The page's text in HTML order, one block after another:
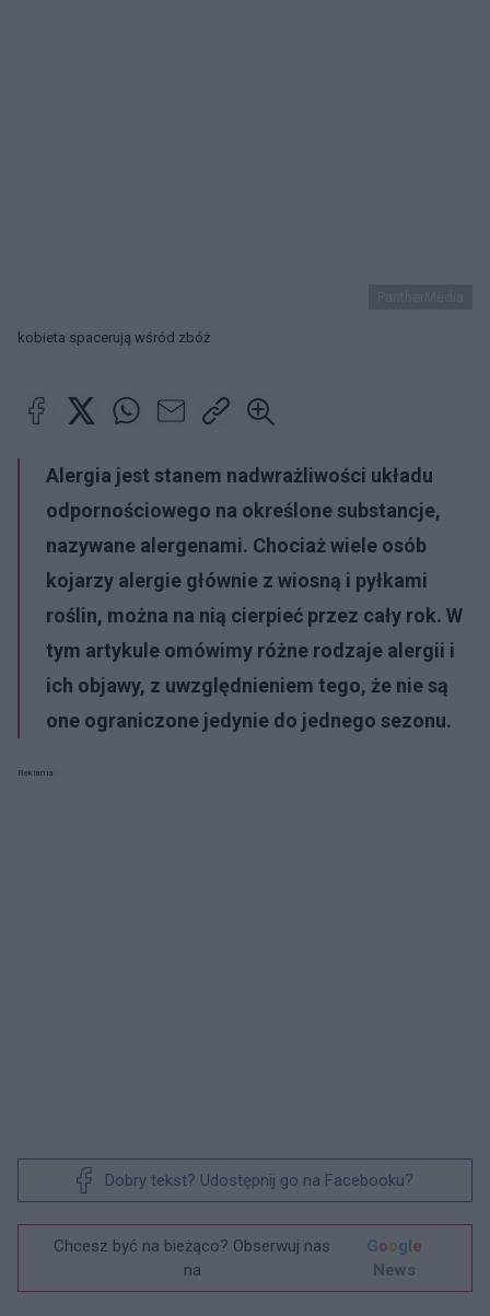
kobieta spacerują wśród zbóż
Alergia jest stanem nadwrażliwości układu
odpornościowego na określone substancje,
nazywane alergenami. Chociaż wiele osób
kojarzy alergie głównie z wiosną i pyłkami
roślin, można na nią cierpieć przez cały rok. W
tym artykule omówimy różne rodzaje alergii i
ich objawy, z uwzględnieniem tego, że nie są
one ograniczone jedynie do jednego sezonu.
Reklama:
Dobry tekst? Udostępnij go na Facebooku?
Chcesz być na bieżąco? Obserwuj nas
na
Google
News